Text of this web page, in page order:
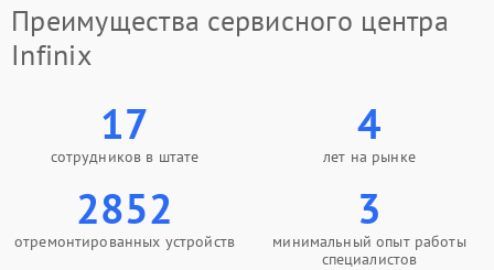
Преимущества сервисного центра
Infinix
17
сотрудников в штате
4
лет на рынке
2852
отремонтированных устройств
3
минимальный опыт работы
специалистов